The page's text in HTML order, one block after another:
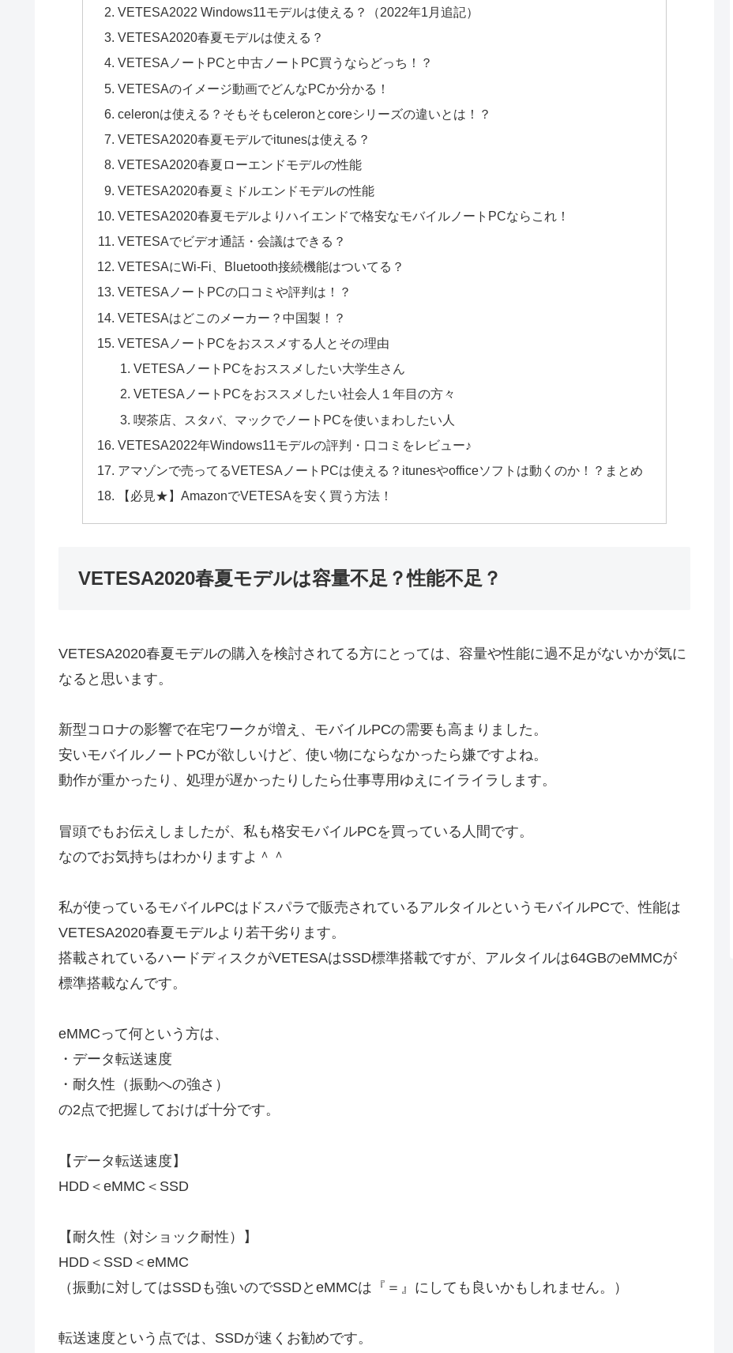
VETESA2022 Windows11モデルは使える？（2022年1月追記）
VETESA2020春夏モデルは使える？
VETESAノートPCと中古ノートPC買うならどっち！？
VETESAのイメージ動画でどんなPCか分かる！
celeronは使える？そもそもceleronとcoreシリーズの違いとは！？
VETESA2020春夏モデルでitunesは使える？
VETESA2020春夏ローエンドモデルの性能
VETESA2020春夏ミドルエンドモデルの性能
VETESA2020春夏モデルよりハイエンドで格安なモバイルノートPCならこれ！
VETESAでビデオ通話・会議はできる？
VETESAにWi-Fi、Bluetooth接続機能はついてる？
VETESAノートPCの口コミや評判は！？
VETESAはどこのメーカー？中国製！？
VETESAノートPCをおススメする人とその理由
VETESAノートPCをおススメしたい大学生さん
VETESAノートPCをおススメしたい社会人１年目の方々
喫茶店、スタバ、マックでノートPCを使いまわしたい人
VETESA2022年Windows11モデルの評判・口コミをレビュー♪
アマゾンで売ってるVETESAノートPCは使える？itunesやofficeソフトは動くのか！？まとめ
【必見★】AmazonでVETESAを安く買う方法！
VETESA2020春夏モデルは容量不足？性能不足？
VETESA2020春夏モデルの購入を検討されてる方にとっては、容量や性能に過不足がないかが気に
なると思います。
新型コロナの影響で在宅ワークが増え、モバイルPCの需要も高まりました。
安いモバイルノートPCが欲しいけど、使い物にならなかったら嫌ですよね。
動作が重かったり、処理が遅かったりしたら仕事専用ゆえにイライラします。
冒頭でもお伝えしましたが、私も格安モバイルPCを買っている人間です。
なのでお気持ちはわかりますよ＾＾
私が使っているモバイルPCはドスパラで販売されているアルタイルというモバイルPCで、性能は
VETESA2020春夏モデルより若干劣ります。
搭載されているハードディスクがVETESAはSSD標準搭載ですが、アルタイルは64GBのeMMCが
標準搭載なんです。
eMMCって何という方は、
・データ転送速度
・耐久性（振動への強さ）
の2点で把握しておけば十分です。
【データ転送速度】
HDD＜eMMC＜SSD
【耐久性（対ショック耐性）】
HDD＜SSD＜eMMC
（振動に対してはSSDも強いのでSSDとeMMCは『＝』にしても良いかもしれません。）
転送速度という点では、SSDが速くお勧めです。